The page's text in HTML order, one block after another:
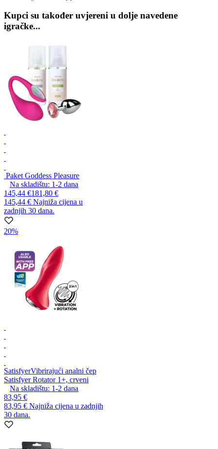
Kupci su također uvjereni u dolje navedene
igračke...
Paket Goddess Pleasure
Na skladištu: 1-2 dana
145,44 €181,80 €
145,44 € Najniža cijena u
zadnjih 30 dana.
20%
SatisfyerVibrirajući analni čep
Satisfyer Rotator 1+, crveni
Na skladištu: 1-2 dana
83,95 €
83,95 € Najniža cijena u zadnjih
30 dana.